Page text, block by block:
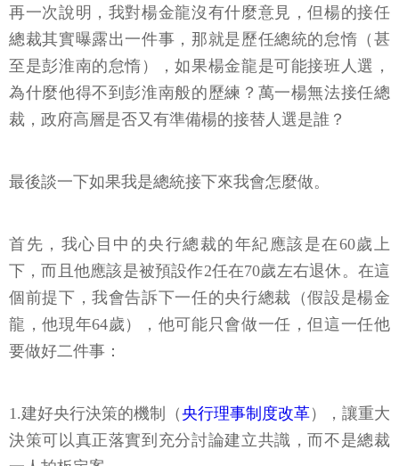
再一次說明，我對楊金龍沒有什麼意見，但楊的接任
總裁其實曝露出一件事，那就是歷任總統的怠惰（甚
至是彭淮南的怠惰），如果楊金龍是可能接班人選，
為什麼他得不到彭淮南般的歷練？萬一楊無法接任總
裁，政府高層是否又有準備楊的接替人選是誰？
最後談一下如果我是總統接下來我會怎麼做。
首先，我心目中的央行總裁的年紀應該是在60歲上
下，而且他應該是被預設作2任在70歲左右退休。在這
個前提下，我會告訴下一任的央行總裁（假設是楊金
龍，他現年64歲），他可能只會做一任，但這一任他
要做好二件事：
1.建好央行決策的機制（央行理事制度改革），讓重大
決策可以真正落實到充分討論建立共識，而不是總裁